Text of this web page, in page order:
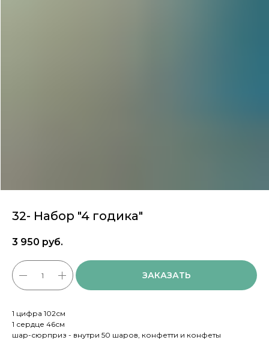
32- Набор "4 годика"
3 950 руб.
ЗАКАЗАТЬ
1 цифра 102см
1 сердце 46см
шар-сюрприз - внутри 50 шаров, конфетти и конфеты